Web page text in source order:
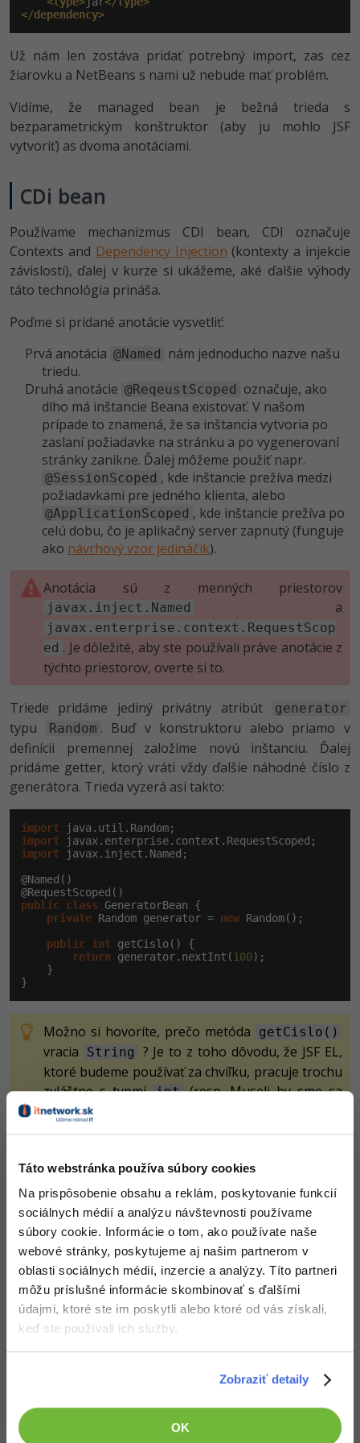
Táto webstránka používa súbory cookies
Na prispôsobenie obsahu a reklám, poskytovanie funkcií
sociálnych médií a analýzu návštevnosti používame
súbory cookie. Informácie o tom, ako používate naše
webové stránky, poskytujeme aj našim partnerom v
oblasti sociálnych médií, inzercie a analýzy. Títo partneri
môžu príslušné informácie skombinovať s ďalšími
údajmi, ktoré ste im poskytli alebo ktoré od vás získali,
keď ste používali ich služby.
Zobraziť detaily
OK
</dependency>
Už nám len zostáva pridať potrebný import, zas cez
žiarovku a NetBeans s nami už nebude mať problém.
Vidíme, že managed bean je bežná trieda s
bezparametrickým konštruktor (aby ju mohlo JSF
vytvoriť) as dvoma anotáciami.
CDi bean
Používame mechanizmus CDI bean, CDI označuje
Contexts and Dependency Injection (kontexty a injekcie
závislostí), ďalej v kurze si ukážeme, aké ďalšie výhody
táto technológia prináša.
Poďme si pridané anotácie vysvetliť:
Prvá anotácia @Named
nám jednoducho nazve našu
triedu.
Druhá anotácie @ReqeustScoped označuje, ako
dlho má inštancie Beana existovať. V našom
prípade to znamená, že sa inštancia vytvoria po
zaslaní požiadavke na stránku a po vygenerovaní
stránky zanikne. Ďalej môžeme použiť napr.
@SessionScoped , kde inštancie prežíva medzi
požiadavkami pre jedného klienta, alebo
@ApplicationScoped , kde inštancie prežíva po
celú dobu, čo je aplikačný server zapnutý (funguje
ako návrhový vzor jedináčik).
Anotácia sú z menných priestorov
javax.inject.Named a
javax.enterprise.context.RequestScop
ed . Je dôležité, aby ste používali práve anotácie z
týchto priestorov, overte si to.
Triede pridáme jediný privátny atribút generator
typu Random . Buď v konstruktoru alebo priamo v
definícii premennej založíme novú inštanciu. Ďalej
pridáme getter, ktorý vráti vždy ďalšie náhodné číslo z
generátora. Trieda vyzerá asi takto:
import
import
import javax.inject.Named;
@Named()
public
class GeneratorBean {
private Random generator = new Random();
public
int getCislo() {
return generator.nextInt( 100);
    }
}
Možno si hovoríte, prečo metóda getCislo()
vracia String
? Je to z toho dôvodu, že JSF EL,
ktoré budeme používať za chvíľku, pracuje trochu
zvláštne s typmi int (resp. Museli by sme sa
hrať s konfiguračným súborom, a tomu sa zatiaľ
chceme vyhnúť).
EL výrazy
Náhodné číslo vložíme z inštancie Bean do JSF šablóny
pomocou tzv. EL výrazu (Expression Language).
Predtým, než začneme pracovať s EL výrazmi, musíme
dať vedieť nášmu aplikačnému serveru, že má EL výrazy
spracovávať.
web.xml